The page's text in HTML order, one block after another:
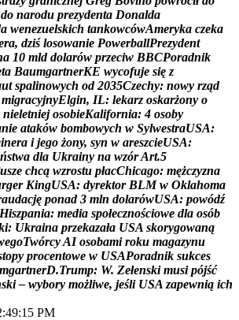
do narodu prezydenta Donalda
a wenezuelskich tankowcówAmeryka czeka
ra, dziś losowanie PowerballPrezydent
a 10 mld dolarów przeciw BBCPoradnik
ta BaumgartnerKE wycofuje się z
ut spalinowych od 2035Czechy: nowy rząd
migracyjnyElgin, IL: lekarz oskarżony o
nieletniej osobieKalifornia: 4 osoby
nie ataków bombowych w SylwestraUSA:
inera i jego żony, syn w areszcieUSA:
ństwa dla Ukrainy na wzórArt.5
usze chcą wzrostu płacChicago: mężczyzna
rger KingUSA: dyrektor BLM w Oklahoma
audację ponad 3 mln dolarówUSA: powódź
Hiszpania: media społecznościowe dla osób
i: Ukraina przekazała USA skorygowaną
egoTwórcyAI osobami roku magazynu
topy procentowe w USAPoradnik sukces
mgartnerD.Trump: W. Zełenski musi pójść
ski – wybory możliwe, jeśli USA zapewnią ich
PM